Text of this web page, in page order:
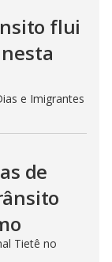
flui
e Imigrantes
de
Tietê no